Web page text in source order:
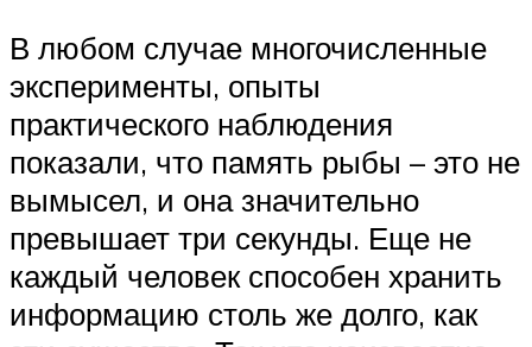
В любом случае многочисленные
эксперименты, опыты
практического наблюдения
показали, что память рыбы – это не
вымысел, и она значительно
превышает три секунды. Еще не
каждый человек способен хранить
информацию столь же долго, как